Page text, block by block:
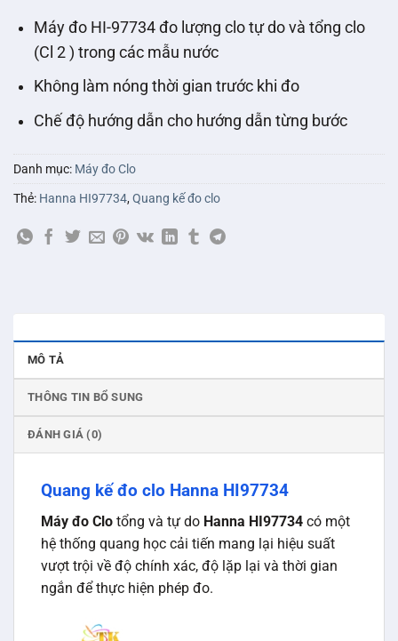
Máy đo HI-97734 đo lượng clo tự do và tổng clo
(Cl 2 ) trong các mẫu nước
Không làm nóng thời gian trước khi đo
Chế độ hướng dẫn cho hướng dẫn từng bước
Danh mục: Máy đo Clo
Thẻ: Hanna HI97734,Quang kế đo clo
MÔ TẢ
THÔNG TIN BỔ SUNG
ĐÁNH GIÁ (0)
Quang kế đo clo Hanna HI97734
Máy đo Clo tổng và tự do Hanna HI97734 có một
hệ thống quang học cải tiến mang lại hiệu suất
vượt trội về độ chính xác, độ lặp lại và thời gian
ngắn để thực hiện phép đo.